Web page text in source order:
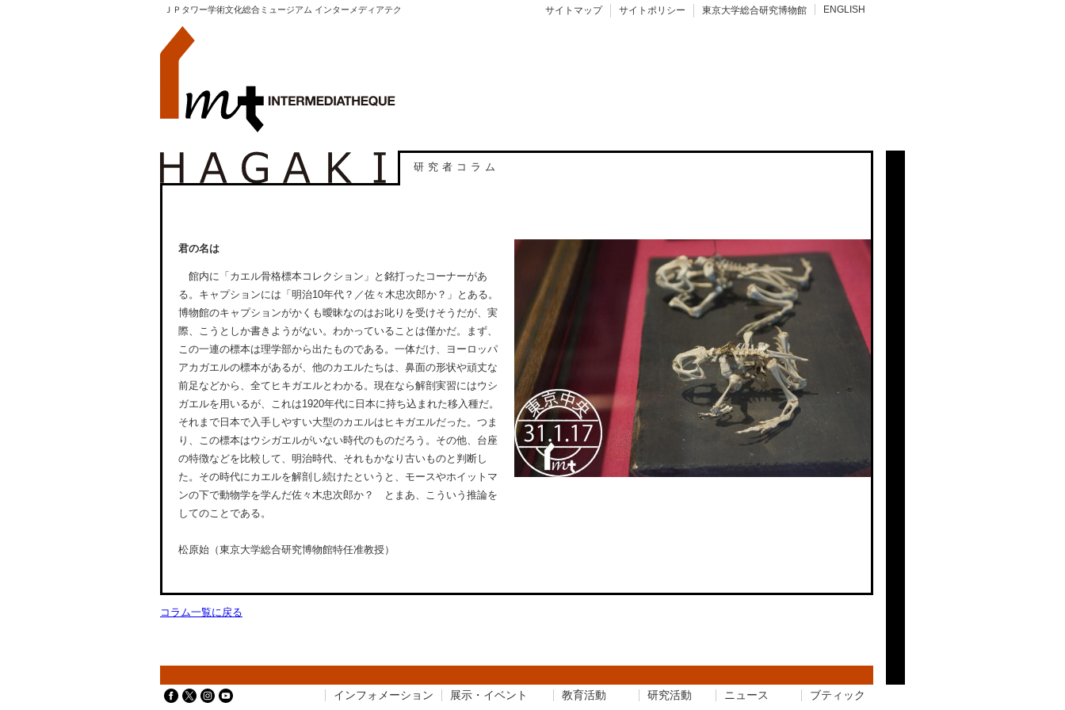
サイトマップ サイトポリシー 東京大学総合研究博物館 ENGLISH
ＪＰタワー学術文化総合ミュージアム インターメディアテク
研究者コラム
君の名は
館内に「カエル骨格標本コレクション」と銘打ったコーナーがあ
る。キャプションには「明治10年代？／佐々木忠次郎か？」とある。
博物館のキャプションがかくも曖昧なのはお叱りを受けそうだが、実
際、こうとしか書きようがない。わかっていることは僅かだ。まず、
この一連の標本は理学部から出たものである。一体だけ、ヨーロッパ
アカガエルの標本があるが、他のカエルたちは、鼻面の形状や頑丈な
前足などから、全てヒキガエルとわかる。現在なら解剖実習にはウシ
ガエルを用いるが、これは1920年代に日本に持ち込まれた移入種だ。
それまで日本で入手しやすい大型のカエルはヒキガエルだった。つま
り、この標本はウシガエルがいない時代のものだろう。その他、台座
の特徴などを比較して、明治時代、それもかなり古いものと判断し
た。その時代にカエルを解剖し続けたというと、モースやホイットマ
ンの下で動物学を学んだ佐々木忠次郎か？ とまあ、こういう推論を
してのことである。
松原始（東京大学総合研究博物館特任准教授）
コラム一覧に戻る
インフォメーション 展示・イベント 教育活動 研究活動 ニュース ブティック